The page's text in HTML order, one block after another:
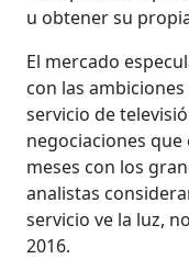
u obtener su
El mercado
con las
servicio de
negociaciones
meses con los
analistas
servicio ve la luz,
2016.